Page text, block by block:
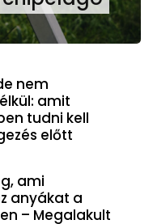
nem
amit
tudni kell
előtt
ami
anyákat a
– Megalakult